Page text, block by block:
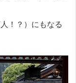
！？）にもなる